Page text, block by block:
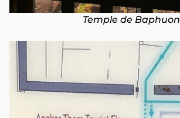
Temple de Baphuon